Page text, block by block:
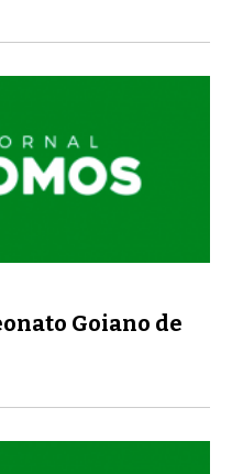
Goiano de